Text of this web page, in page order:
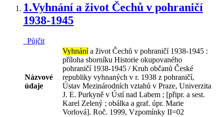
1.Vyhnání a život Čechů v pohraničí
1938-1945
Půjčit
Názvové
údaje
Vyhnánía život Čechů v pohraničí 1938-1945 :
příloha sborníku Historie okupovaného
pohraničí 1938-1945 / Kruh občanů České
republiky vyhnaných v r. 1938 z pohraničí,
Ústav Mezinárodních vztahů v Praze, Univerzita
J. E. Purkyně v Ústí nad Labem ; [připr. a sest.
Karel Zelený ; obálka a graf. úpr. Marie
Vorlová]. Roč. 1999, Vzpomínky II=02